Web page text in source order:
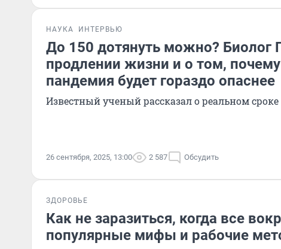
НАУКА ИНТЕРВЬЮ
До 150 дотянуть можно? Биолог
продлении жизни и о том,
пандемия будет гораздо опаснее
Известный ученый рассказал о реальном сроке
26 сентября, 2025, 13:00 2 587 Обсудить
ЗДОРОВЬЕ
Как не заразиться, когда все
популярные мифы и рабочие